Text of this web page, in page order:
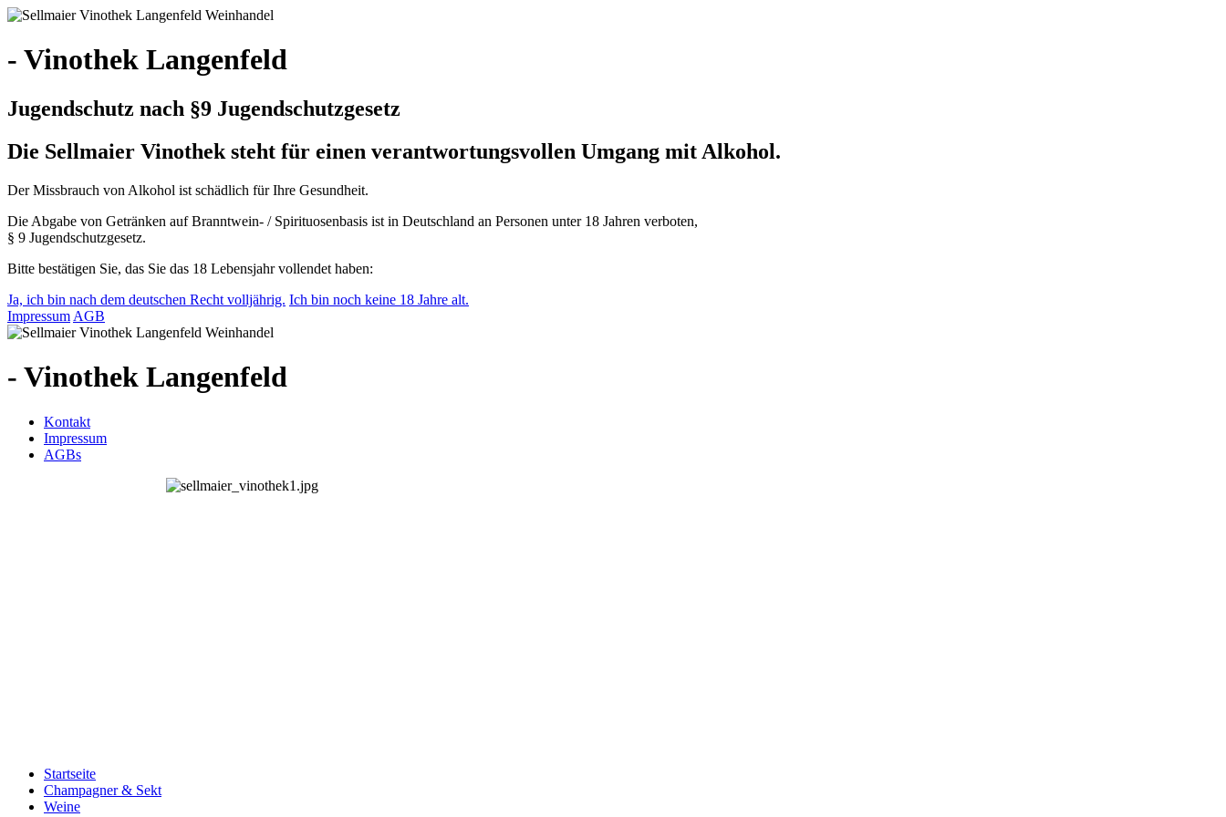
- Vinothek Langenfeld
Jugendschutz nach §9 Jugendschutzgesetz
Die Sellmaier Vinothek steht für einen verantwortungsvollen Umgang mit Alkohol.
Der Missbrauch von Alkohol ist schädlich für Ihre Gesundheit.
Die Abgabe von Getränken auf Branntwein- / Spirituosenbasis ist in Deutschland an Personen unter 18 Jahren verboten,
§ 9 Jugendschutzgesetz.
Bitte bestätigen Sie, das Sie das 18 Lebensjahr vollendet haben:
Ja, ich bin nach dem deutschen Recht volljährig. Ich bin noch keine 18 Jahre alt.
Impressum AGB
- Vinothek Langenfeld
Kontakt
Impressum
AGBs
Startseite
Champagner & Sekt
Weine